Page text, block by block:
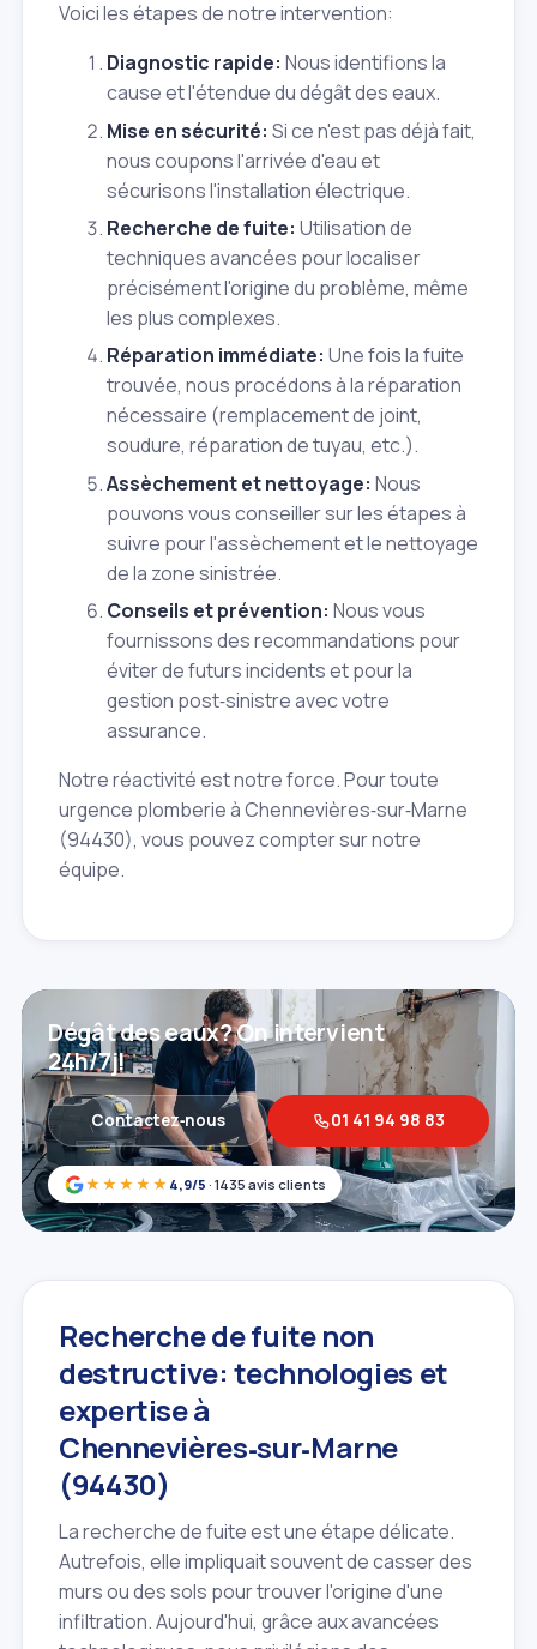
Voici les étapes de notre intervention:
Diagnostic rapide: Nous identifions la
cause et l'étendue du dégât des eaux.
Mise en sécurité: Si ce n'est pas déjà fait,
nous coupons l'arrivée d'eau et
sécurisons l'installation électrique.
Recherche de fuite: Utilisation de
techniques avancées pour localiser
précisément l'origine du problème, même
les plus complexes.
Réparation immédiate: Une fois la fuite
trouvée, nous procédons à la réparation
nécessaire (remplacement de joint,
soudure, réparation de tuyau, etc.).
Assèchement et nettoyage: Nous
pouvons vous conseiller sur les étapes à
suivre pour l'assèchement et le nettoyage
de la zone sinistrée.
Conseils et prévention: Nous vous
fournissons des recommandations pour
éviter de futurs incidents et pour la
gestion post‑sinistre avec votre
assurance.
Notre réactivité est notre force. Pour toute
urgence plomberie à Chennevières‑sur‑Marne
(94430), vous pouvez compter sur notre
équipe.
★★★★★ 4,9/5 · 1435 avis clients
Dégât des eaux? On intervient
24h/7j!
Contactez‑nous 01 41 94 98 83
Recherche de fuite non
destructive: technologies et
expertise à
Chennevières‑sur‑Marne
(94430)
La recherche de fuite est une étape délicate.
Autrefois, elle impliquait souvent de casser des
murs ou des sols pour trouver l'origine d'une
infiltration. Aujourd'hui, grâce aux avancées